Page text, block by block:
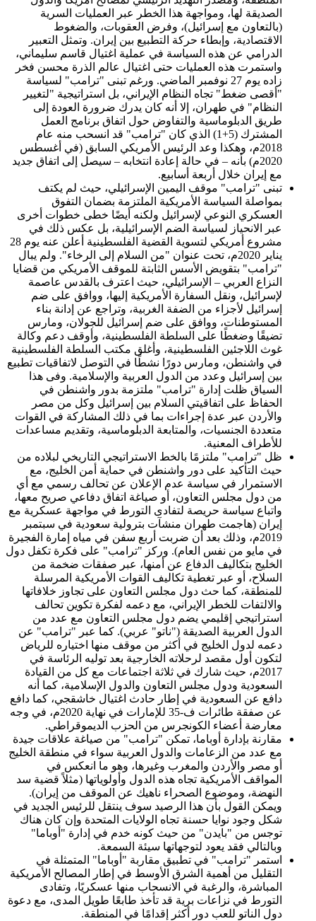
الصديقة لها، ومواجهة هذا الخطر عبر العمليات السرية
(بالتعاون مع إسرائيل)، وفرض العقوبات، والضغوط
الاقتصادية، وإبطاء حركة التطبيع بين إيران. وتمثل التعبير
الدرامي عن هذه السياسة في عملية اغتيال قاسم سليماني،
واستمرت هذه العمليات حتى اغتيال عالم الذرة محسن فخر
زاده يوم 27 نوفمبر الماضي. ورغم تبنى "ترامب" لسياسة
"أقصى ضغط" تجاه النظام الإيراني، بل استراتيجية "لتغيير
النظام" في طهران، إلا أنه كان يدرك ضرورة العودة إلى
طريق الدبلوماسية والتفاوض حول اتفاق برنامج العمل
المشترك (5+1) الذي كان "ترامب" قد انسحب منه عام
2018م، وهكذا وعد الرئيس الأمريكي السابق (في أغسطس
2020م) بأنه – في حالة إعادة انتخابه – سيصل إلى اتفاق جديد
مع إيران خلال أربعة أسابيع.
تبنى "ترامب" موقف اليمين الإسرائيلي، حيث لم يكتف
بمواصلة السياسة الأمريكية الملتزمة بضمان التفوق
العسكري النوعي لإسرائيل ولكنه أيضًا خطى خطوات أخرى
عبر الانحياز لسياسة الضم الإسرائيلية، بل عكس ذلك في
مشروع أمريكي لتسوية القضية الفلسطينية أعلن عنه يوم 28
يناير 2020م، تحت عنوان "من السلام إلى الرخاء". ولم يبال
"ترامب" بتقويض الأسس الثابتة للموقف الأمريكي من قضايا
النزاع العربي – الإسرائيلي، حيث اعترف بالقدس عاصمة
لإسرائيل، ونقل السفارة الأمريكية إليها، ووافق على ضم
إسرائيل لأجزاء من الضفة الغربية، وتراجع عن إدانة بناء
المستوطنات، ووافق على ضم إسرائيل للجولان، ومارس
تضيقًا وضغطًا على السلطة الفلسطينية، وأوقف دعم وكالة
غوث اللاجئين الفلسطينية، وأغلق مكتب السلطة الفلسطينية
في واشنطن، ومارس دورًا نشطًا في التوصل لاتفاقيات تطبيع
بين إسرائيل وعدد من الدول العربية والإسلامية. وفى هذا
السياق ظلت إدارة "ترامب" ملتزمة بدور واشنطن في
الحفاظ على اتفاقيتي السلام بين إسرائيل وكل من مصر
والأردن عبر عدة إجراءات بما في ذلك المشاركة في القوات
متعددة الجنسيات، والمتابعة الدبلوماسية، وتقديم مساعدات
للأطراف المعنية.
ظل "ترامب" ملتزمًا بالخط الاستراتيجي التاريخي لبلاده من
حيث التأكيد على دور واشنطن في حماية أمن الخليج، مع
الاستمرار في سياسة عدم الإعلان عن تحالف رسمي مع أي
من دول مجلس التعاون، أو صياغة اتفاق دفاعي صريح معها،
واتباع سياسة حريصة لتفادى التورط في مواجهة عسكرية مع
إيران (هاجمت طهران منشآت بترولية سعودية في سبتمبر
2019م، وذلك بعد أن ضربت أربع سفن في مياه إمارة الفجيرة
في مايو من نفس العام). وركز "ترامب" على فكرة تكفل دول
الخليج بتكاليف الدفاع عن أمنها، عبر صفقات ضخمة من
السلاح، أو عبر تغطية تكاليف القوات الأمريكية المرسلة
للمنطقة، كما حث دول مجلس التعاون على تجاوز خلافاتها
والالتفات للخطر الإيراني، مع دعمه لفكرة تكوين تحالف
استراتيجي إقليمي يضم دول مجلس التعاون مع عدد من
الدول العربية الصديقة ("ناتو" عربي). كما عبر "ترامب" عن
دعمه لدول الخليج في أكثر من موقف منها اختياره للرياض
لتكون أول مقصد لرحلاته الخارجية بعد توليه الرئاسة في
2017م، حيث شارك في ثلاثة اجتماعات مع كل من القيادة
السعودية ودول مجلس التعاون والدول الإسلامية، كما أنه
دافع عن السعودية في إطار حادث اغتيال خاشقجي، كما دافع
عن صفقة طائرات ف-35 للإمارات في نهاية 2020م، في وجه
معارضة أعضاء الكونجرس من الحزب الديموقراطي.
مقارنة بإدارة أوباما، تمكن "ترامب" من صياغة علاقات جيدة
مع عدد من الزعامات والدول العربية سواء في منطقة الخليج
أو مصر والأردن والمغرب وغيرها، وهو ما انعكس في
المواقف الأمريكية تجاه هذه الدول وأولوياتها (مثلاً قضية سد
النهضة، وموضوع الصحراء ناهيك عن الموقف من إيران).
ويمكن القول بأن هذا الرصيد سوف ينتقل للرئيس الجديد في
شكل وجود نوايا حسنة تجاه الولايات المتحدة وإن كان هناك
توجس من "بايدن" من حيث كونه خدم في إدارة "أوباما"
وبالتالي فقد يعود لتوجهاتها سيئة السمعة.
استمر "ترامب" في تطبيق مقاربة "أوباما" المتمثلة في
التقليل من أهمية الشرق الأوسط في إطار المصالح الأمريكية
المباشرة، والرغبة في الانسحاب منها عسكريًا، وتفادى
التورط في نزاعات برية قد تأخذ طابعًا طويل المدى، مع دعوة
دول الناتو للعب دور أكثر إقدامًا في المنطقة.